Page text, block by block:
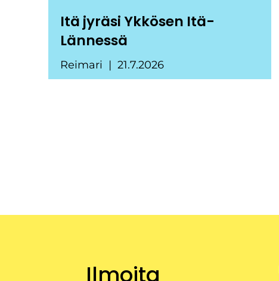
Itä jyräsi Ykkösen Itä-
Lännessä
Reimari 21.7.2026
Ilmoita